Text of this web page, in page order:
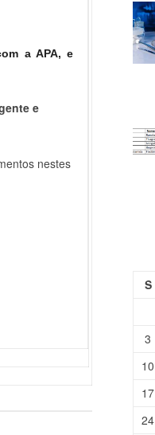
a APA, e
e
nestes
S
3
10
17
24